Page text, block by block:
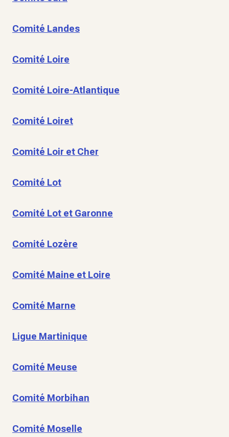
Comité Landes
Comité Loire
Comité Loire-Atlantique
Comité Loiret
Comité Loir et Cher
Comité Lot
Comité Lot et Garonne
Comité Lozère
Comité Maine et Loire
Comité Marne
Ligue Martinique
Comité Meuse
Comité Morbihan
Comité Moselle